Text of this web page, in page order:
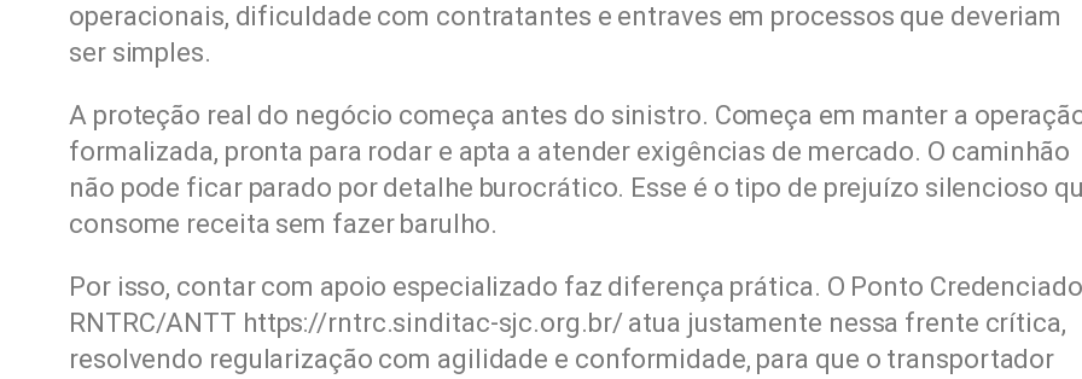
operacionais, dificuldade com contratantes e entraves em processos que deveriam
ser simples.
A proteção real do negócio começa antes do sinistro. Começa em manter a
formalizada, pronta para rodar e apta a atender exigências de mercado. O caminhão
não pode ficar parado por detalhe burocrático. Esse é o tipo de prejuízo silencioso
consome receita sem fazer barulho.
Por isso, contar com apoio especializado faz diferença prática. O Ponto Credenciado
RNTRC/ANTT https://rntrc.sinditac-sjc.org.br/ atua justamente nessa frente crítica,
resolvendo regularização com agilidade e conformidade, para que o transportador